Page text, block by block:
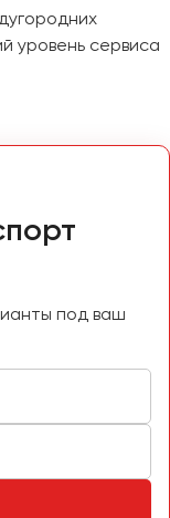
уровень сервиса
под ваш